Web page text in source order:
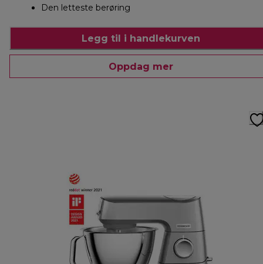
Den letteste berøring
Legg til i handlekurven
Oppdag mer